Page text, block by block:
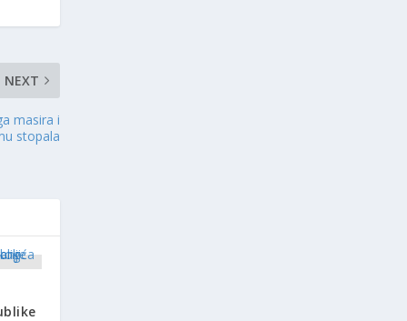
NEXT
masira i
stopala